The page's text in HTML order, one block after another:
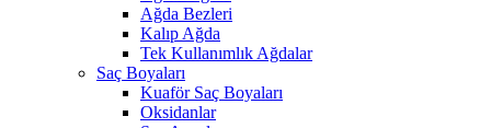
Ağda Bezleri
Kalıp Ağda
Tek Kullanımlık Ağdalar
Saç Boyaları
Kuaför Saç Boyaları
Oksidanlar